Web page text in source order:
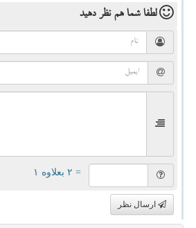
لطفا شما همنظر دهید
= ۲ بعلاوه ۱
ارسال نظر